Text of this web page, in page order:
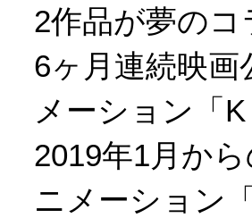
2作品が夢の
6ヶ月連続映
メーション「
2019年1月か
ニメーション